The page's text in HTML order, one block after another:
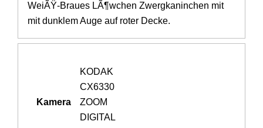
WeiÃŸ-Braues LÃ¶wchen Zwergkaninchen mit
mit dunklem Auge auf roter Decke.
Kamera
KODAK
CX6330
ZOOM
DIGITAL